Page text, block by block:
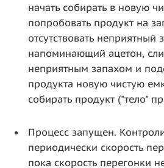
начать собирать в новую
попробовать продукт на
отсутствовать неприятный
напоминающий ацетон,
неприятным запахом и
продукта новую чистую
собирать продукт ("тело"
Процесс запущен.
периодически скорость
пока скорость перегонки